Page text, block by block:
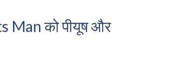
Man को पीयूष और